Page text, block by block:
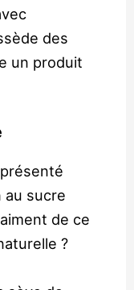
des
un produit
au sucre
de ce
?